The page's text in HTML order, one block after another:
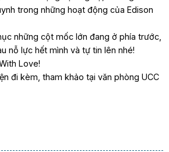
trong những hoạt động của Edison
những cột mốc lớn đang ở phía trước,
nỗ lực hết mình và tự tin lên nhé!
Love!
đi kèm, tham khảo tại văn phòng UCC